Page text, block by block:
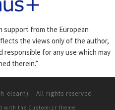
support from the European
the views only of the author,
responsible for any use which may
therein.”
elearn) – All rights reserved
with the Customizr theme